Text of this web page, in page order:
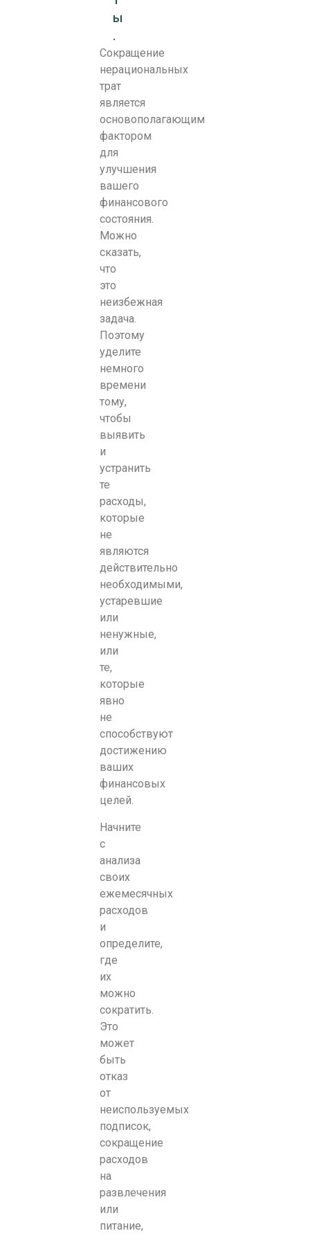
ы
.
Сокращение
нерациональных
трат
является
основополагающим
фактором
для
улучшения
вашего
финансового
состояния.
Можно
сказать,
что
это
неизбежная
задача.
Поэтому
уделите
немного
времени
тому,
чтобы
выявить
и
устранить
те
расходы,
которые
не
являются
действительно
необходимыми,
устаревшие
или
ненужные,
или
те,
которые
явно
не
способствуют
достижению
ваших
финансовых
целей.
Начните
с
анализа
своих
ежемесячных
расходов
и
определите,
где
их
можно
сократить.
Это
может
быть
отказ
от
неиспользуемых
подписок,
сокращение
расходов
на
развлечения
или
питание,